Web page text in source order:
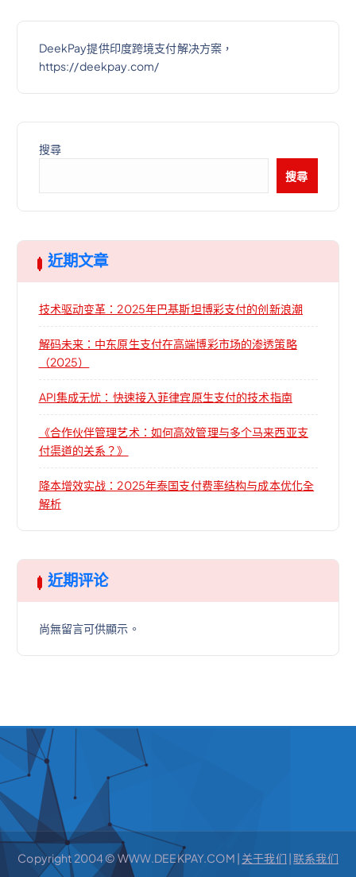
DeekPay提供印度跨境支付解决方案，
https://deekpay.com/
搜尋
搜尋
近期文章
技术驱动变革：2025年巴基斯坦博彩支付的创新浪潮
解码未来：中东原生支付在高端博彩市场的渗透策略
（2025）
API集成无忧：快速接入菲律宾原生支付的技术指南
《合作伙伴管理艺术：如何高效管理与多个马来西亚支
付渠道的关系？》
降本增效实战：2025年泰国支付费率结构与成本优化全
解析
近期评论
尚無留言可供顯示。
Copyright 2004 © WWW.DEEKPAY.COM | 关于我们 |联系我们